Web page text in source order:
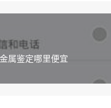
属鉴定哪里便宜